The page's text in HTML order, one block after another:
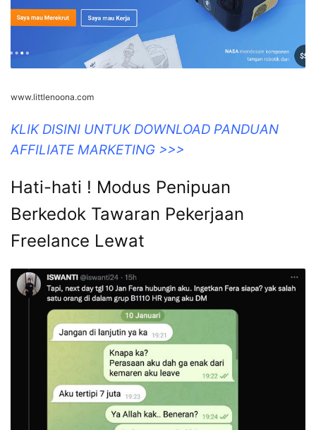
www.littlenoona.com
KLIK DISINI UNTUK DOWNLOAD PANDUAN
AFFILIATE MARKETING >>>
Hati-hati ! Modus Penipuan
Berkedok Tawaran Pekerjaan
Freelance Lewat